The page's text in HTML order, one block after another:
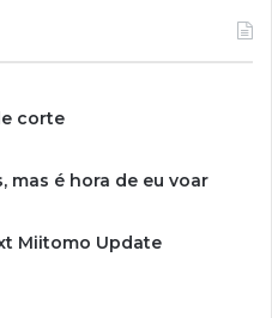
corte
mas é hora de eu voar
Miitomo Update